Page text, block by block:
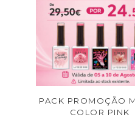
PACK PROMOÇÃO
COLOR PINK